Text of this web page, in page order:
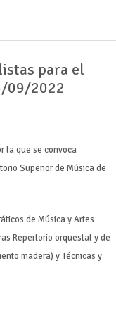
para el
09/2022
la que se convoca
Superior de Música de
de Música y Artes
Repertorio orquestal y de
madera) y Técnicas y